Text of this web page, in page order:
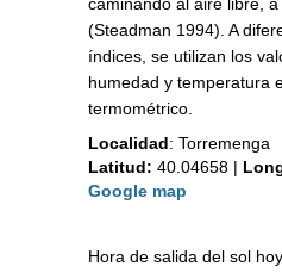
caminando al aire libre,
(Steadman 1994). A
índices, se utilizan los
humedad y temperatura
termométrico.
Localidad: Torremenga
Latitud: 40.04658 |
Google map
Hora de salida del sol